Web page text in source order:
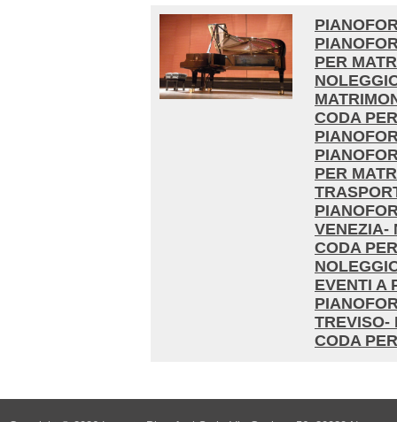
PER
CODA
PER
VENEZIA-
CODA
EVENTI A
TREVISO-
CODA